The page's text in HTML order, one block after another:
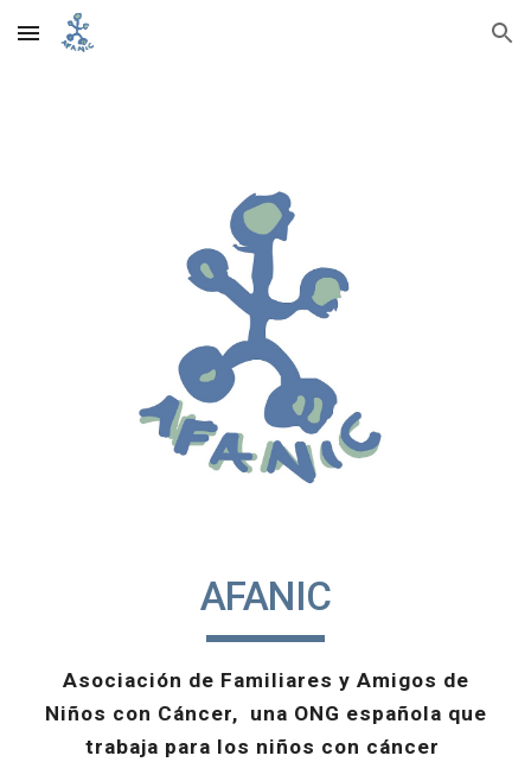
Skip to main content Skip to navigation
AFANIC
Asociación de Familiares y Amigos de
Niños con Cáncer, una ONG española que
trabaja para los niños con cáncer